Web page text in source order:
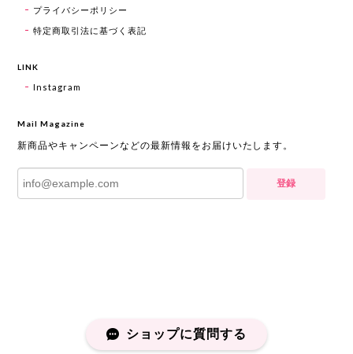
プライバシーポリシー
特定商取引法に基づく表記
LINK
Instagram
Mail Magazine
新商品やキャンペーンなどの最新情報をお届けいたします。
登録
ショップに質問する